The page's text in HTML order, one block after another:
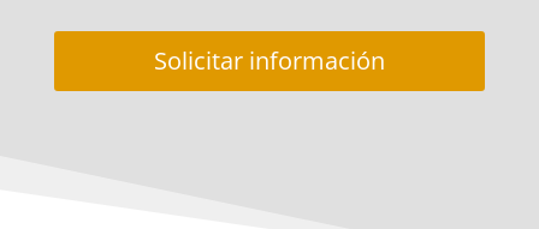
Solicitar información